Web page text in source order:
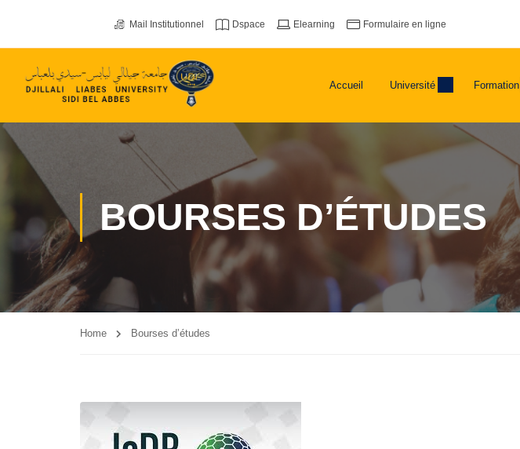
Mail Institutionnel Dspace Elearning Formulaire en ligne
Accueil Université Formation
BOURSES D’ÉTUDES
Home Bourses d’études